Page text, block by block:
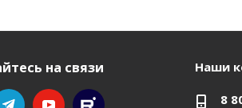
на связи Наши
8